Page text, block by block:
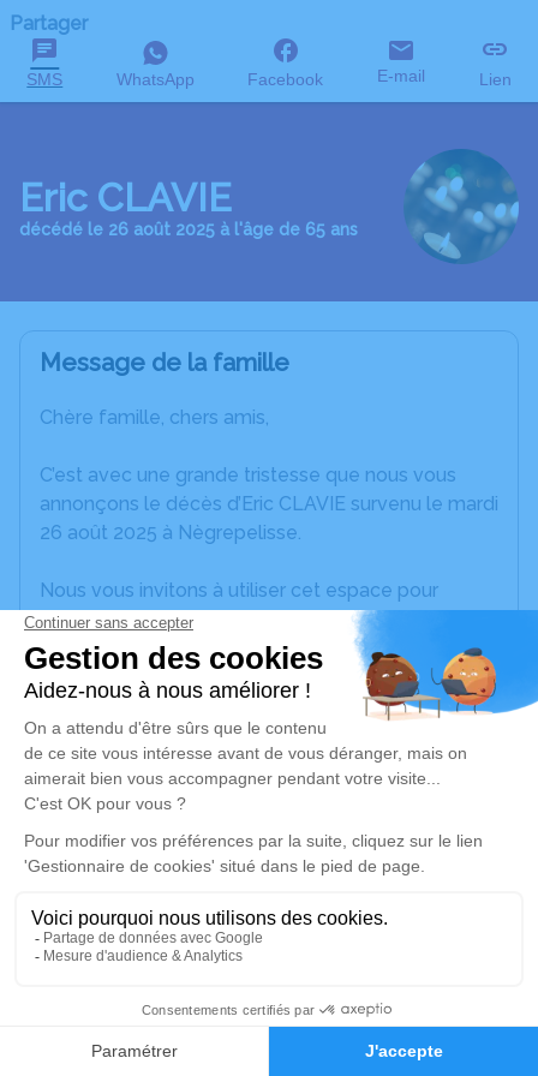
Faire-part Hommages
Partager
SMS WhatsApp Facebook E-mail Lien
Eric CLAVIE
décédé le 26 août 2025 à l'âge de 65 ans
Message de la famille
Chère famille, chers amis,
C’est avec une grande tristesse que nous vous
annonçons le décès d’Eric CLAVIE survenu le mardi
26 août 2025 à Nègrepelisse.
Nous vous invitons à utiliser cet espace pour
laisser vos condoléances, partager des photos
souvenirs, une anecdote ou exprimer vos pensées
à travers des poèmes ou des textes. Cet endroit
est un lieu d'expression dédié à honorer la
mémoire d’Eric CLAVIE.
Cérémonie religieuse
vendredi 29 août 2025 à 15h00
Négrepelisse-Église de Nègrepelisse
82800 Nègrepelisse